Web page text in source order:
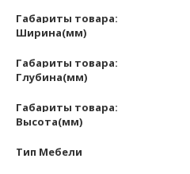
Габариты товара:
Ширина(мм)
Габариты товара:
Глубина(мм)
Габариты товара:
Высота(мм)
Тип Мебели